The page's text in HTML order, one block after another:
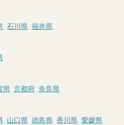
石川県 福井県
県 京都府 奈良県
山口県 徳島県 香川県 愛媛県